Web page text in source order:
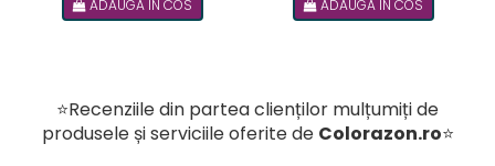
ADAUGA IN COS
romana
ADAUGA IN COS
⭐Recenziile din partea clienților mulțumiți de
produsele și serviciile oferite de Colorazon.ro⭐